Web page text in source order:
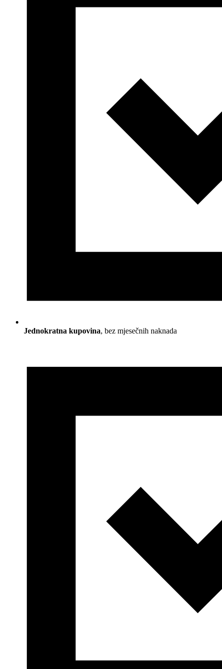
Jednokratna kupovina, bez mjesečnih naknada